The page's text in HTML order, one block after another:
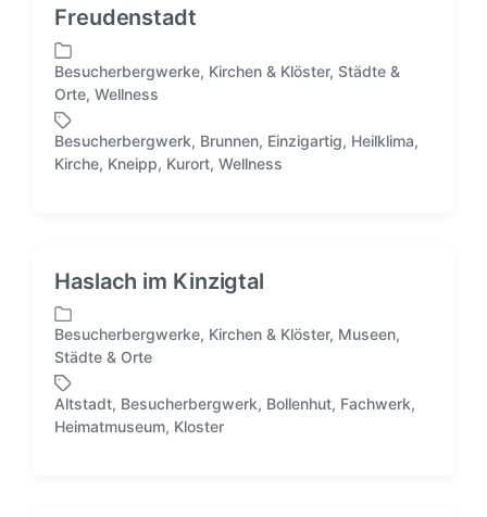
Freudenstadt
V
r
ö
f
l
i
c
h
t
i
n
Besucherbergwerke, Kirchen & Klöster, Städte &
Orte, Wellness
S
c
w
ö
r
t
e
r
Besucherbergwerk, Brunnen, Einzigartig, Heilklima,
Kirche, Kneipp, Kurort, Wellness
Haslach im Kinzigtal
V
r
ö
f
Besucherbergwerke, Kirchen & Klöster, Museen,
Städte & Orte
S
c
Altstadt, Besucherbergwerk, Bollenhut, Fachwerk,
Heimatmuseum, Kloster